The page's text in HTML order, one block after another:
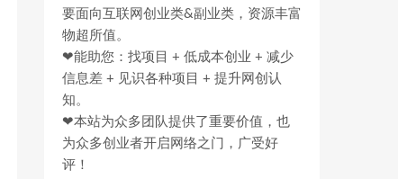
要面向互联网创业类&副业类，资源丰富
物超所值。
❤能助您：找项目 + 低成本创业 + 减少
信息差 + 见识各种项目 + 提升网创认
知。
❤本站为众多团队提供了重要价值，也
为众多创业者开启网络之门，广受好
评！